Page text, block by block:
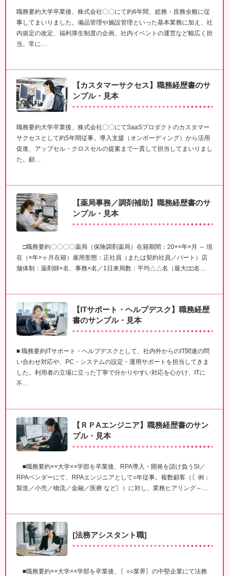
職務要約大学卒業後、株式会社〇〇にて約6年間、総務・庶務全般に従
事してまいりました。備品管理や施設管理といった基本業務に加え、社
内規定の改定、福利厚生制度の企画、社内イベントの運営など幅広く担
当。常に…
【カスタマーサクセス】職務経歴書のサ
ンプル・見本
職務要約大学卒業後、株式会社〇〇にてSaaSプロダクトのカスタマー
サクセスとして約5年間従事。導入支援（オンボーディング）から活用
促進、アップセル・クロスセルの提案まで一貫して担当してまいりまし
た。顧…
【薬局事務／調剤補助】職務経歴書のサ
ンプル・見本
□職務要約〇〇〇〇薬局（保険調剤薬局）在籍期間：20××年×月 ～ 現
在（×年×ヶ月在籍）雇用形態：正社員（または契約社員／パート）店
舗体制：薬剤師×名、事務×名／1日来局数：平均△△名（最大□□名…
【ITサポート・ヘルプデスク】職務経歴
書のサンプル・見本
■ 職務要約ITサポート・ヘルプデスクとして、社内外からのIT関連の問
い合わせ対応や、PC・システムの設定・運用サポートを担当してきま
した。利用者の立場に立った丁寧で分かりやすい対応を心がけ、ITに
不…
【ＲＰAエンジニア】職務経歴書のサン
プル・見本
■職務要約××大学××学部を卒業後、RPA導入・開発を請け負うSI／
RPAベンダーにて、RPAエンジニアとして○年従事。複数顧客（〖例：
製造／小売／物流／金融／医療 など〗）に対し、業務ヒアリング～…
[法務アシスタント職]
■職務要約××大学××学部を卒業後、〖○○業界〗の中堅企業にて法務